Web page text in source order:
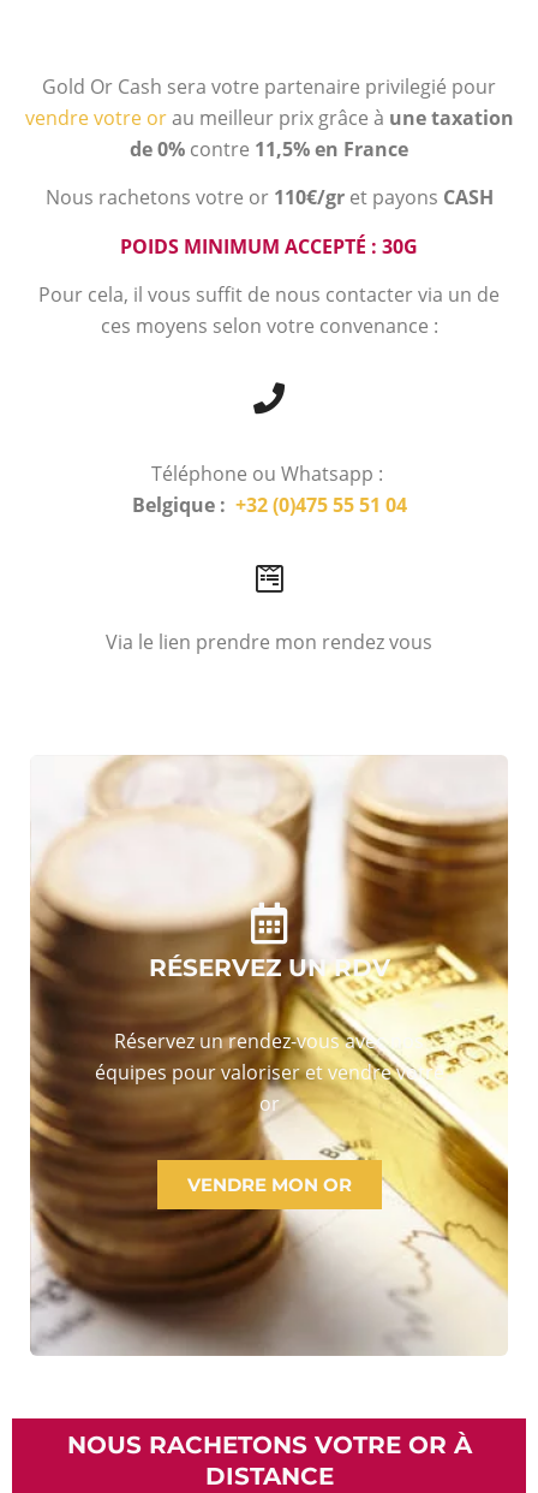
Gold Or Cash sera votre partenaire privilegié pour
vendre votre orau meilleur prix grâce à une taxation
de 0% contre 11,5% en France
Nous rachetons votre or 110€/gr et payons CASH
POIDS MINIMUM ACCEPTÉ : 30G
Pour cela, il vous suffit de nous contacter via un de
ces moyens selon votre convenance :
Téléphone ou Whatsapp :
Belgique : +32 (0)475 55 51 04
Via le lien prendre mon rendez vous
RÉSERVEZ UN RDV
Réservez un rendez-vous avec nos
équipes pour valoriser et vendre votre
or
VENDRE MON OR
NOUS RACHETONS VOTRE OR À
DISTANCE